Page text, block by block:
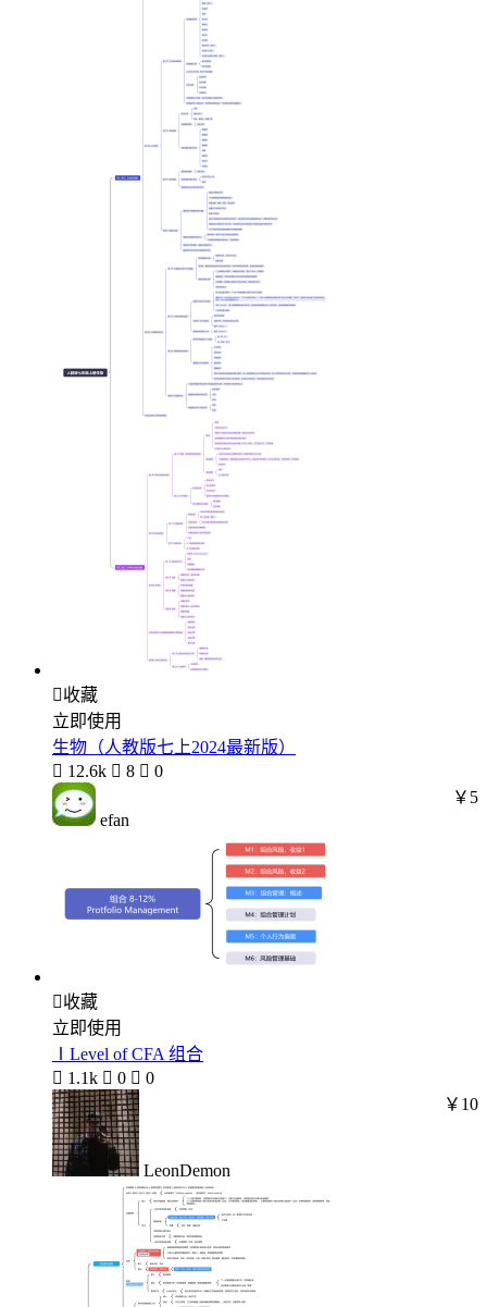
收藏
立即使用
生物（人教版七上2024最新版）
 12.6k  8  0
efan
￥5
收藏
立即使用
ⅠLevel of CFA 组合
 1.1k  0  0
LeonDemon
￥10